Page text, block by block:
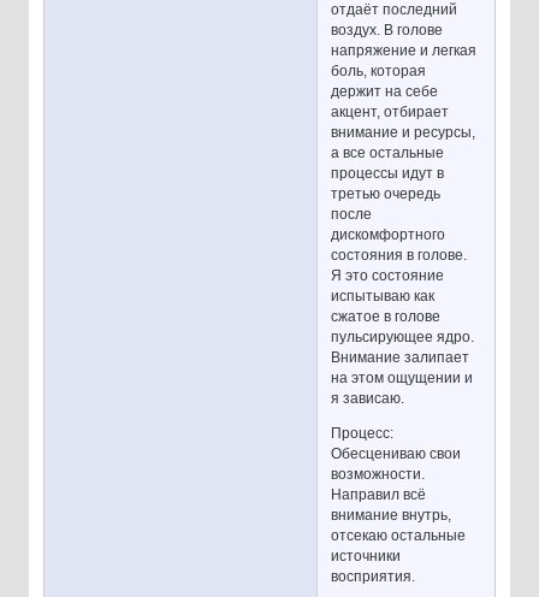
отдаёт последний
воздух. В голове
напряжение и легкая
боль, которая
держит на себе
акцент, отбирает
внимание и ресурсы,
а все остальные
процессы идут в
третью очередь
после
дискомфортного
состояния в голове.
Я это состояние
испытываю как
сжатое в голове
пульсирующее ядро.
Внимание залипает
на этом ощущении и
я зависаю.
Процесс:
Обесцениваю свои
возможности.
Направил всё
внимание внутрь,
отсекаю остальные
источники
восприятия.